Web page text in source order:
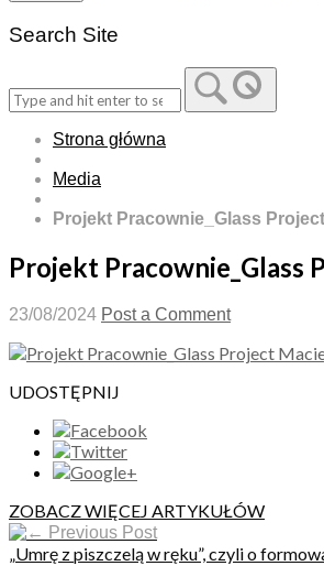
Search Site
Strona główna
Media
Projekt Pracownie_Glass
Projekt Pracownie_Glass
23/08/2024 Post a Comment
UDOSTĘPNIJ
ZOBACZ WIĘCEJ ARTYKUŁÓW
Previous Post
„Umrę z piszczelą w ręku”, czyli o